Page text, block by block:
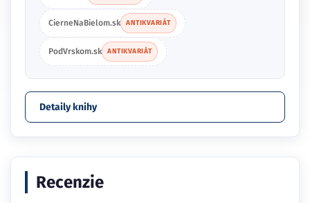
CierneNaBielom.sk ANTIKVARIÁT
PodVrskom.sk ANTIKVARIÁT
Detaily knihy
Recenzie